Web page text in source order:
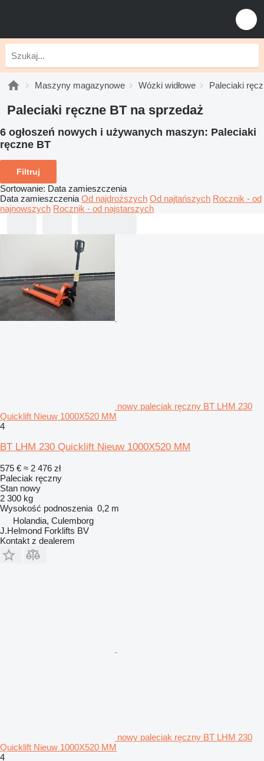
Maszyny magazynowe Wózki widłowe Paleciaki
Paleciaki ręczne BT na sprzedaż
6 ogłoszeń nowych i używanych maszyn: Paleciaki
ręczne BT
Filtruj
Sortowanie: Data zamieszczenia
Data zamieszczenia Od najdroższych Od najtańszych Rocznik - od
najnowszych Rocznik - od najstarszych
nowy paleciak ręczny BT LHM 230
Quicklift Nieuw 1000X520 MM
4
BT LHM 230 Quicklift Nieuw 1000X520 MM
575 € ≈ 2 476 zł
Paleciak ręczny
Stan nowy
2 300 kg
Wysokość podnoszenia 0,2 m
Holandia, Culemborg
J.Helmond Forklifts BV
Kontakt z dealerem
nowy paleciak ręczny BT LHM 230
Quicklift Nieuw 1000X520 MM
4